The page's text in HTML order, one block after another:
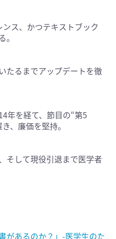
ス、かつテキストブック
たるまでアップデートを徹
年を経て、節目の“第5
、廉価を堅持。
そして現役引退まで医学者
があるのか？」-医学生のた